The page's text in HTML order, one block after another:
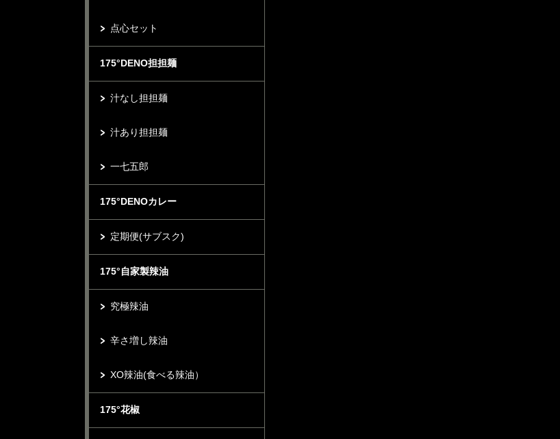
点心セット
175°DENO担担麺
汁なし担担麺
汁あり担担麺
一七五郎
175°DENOカレー
定期便(サブスク)
175°自家製辣油
究極辣油
辛さ増し辣油
XO辣油(食べる辣油）
175°花椒